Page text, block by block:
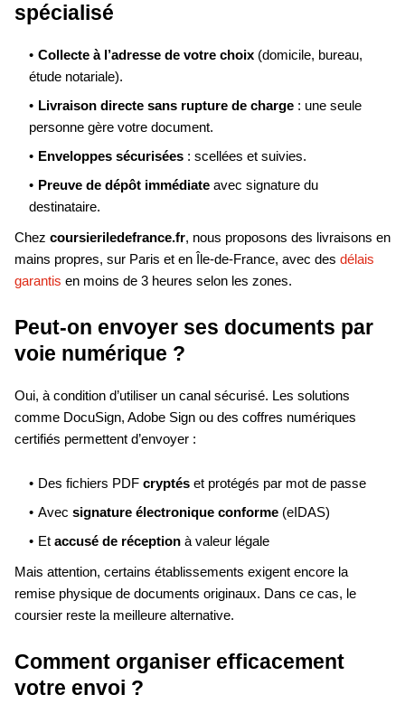
spécialisé
Collecte à l’adresse de votre choix (domicile, bureau,
étude notariale).
Livraison directe sans rupture de charge : une seule
personne gère votre document.
Enveloppes sécurisées : scellées et suivies.
Preuve de dépôt immédiate avec signature du
destinataire.
Chez coursieriledefrance.fr, nous proposons des livraisons en
mains propres, sur Paris et en Île-de-France, avec des délais
garantis en moins de 3 heures selon les zones.
Peut-on envoyer ses documents par
voie numérique ?
Oui, à condition d’utiliser un canal sécurisé. Les solutions
comme DocuSign, Adobe Sign ou des coffres numériques
certifiés permettent d’envoyer :
Des fichiers PDF cryptés et protégés par mot de passe
Avec signature électronique conforme (eIDAS)
Et accusé de réception à valeur légale
Mais attention, certains établissements exigent encore la
remise physique de documents originaux. Dans ce cas, le
coursier reste la meilleure alternative.
Comment organiser efficacement
votre envoi ?